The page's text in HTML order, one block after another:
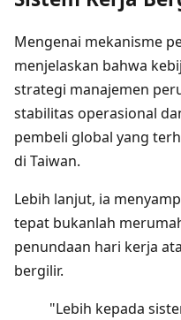
Mengenai mekanisme
menjelaskan bahwa
strategi manajemen
stabilitas operasional
pembeli global yang
di Taiwan.
Lebih lanjut, ia
tepat bukanlah
penundaan hari kerja
bergilir.
"Lebih kepada